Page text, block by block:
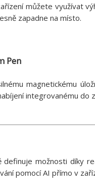
můžete využívat
zapadne na místo.
Pen
magnetickému
integrovanému do
možnosti díky
pomocí AI přímo v